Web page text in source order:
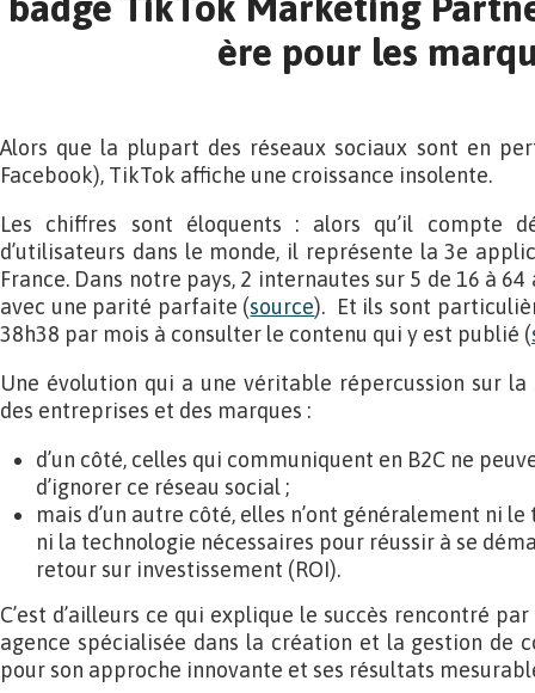
ère pour les
Alors que la plupart des réseaux sociaux sont en
Facebook), TikTok affiche une croissance insolente.
Les chiffres sont éloquents : alors qu’il compte
d’utilisateurs dans le monde, il représente la 3e
France. Dans notre pays, 2 internautes sur 5 de 16 à
avec une parité parfaite (source). Et ils sont
38h38 par mois à consulter le contenu qui y est publié (
Une évolution qui a une véritable répercussion sur
des entreprises et des marques :
d’un côté, celles qui communiquent en B2C ne
d’ignorer ce réseau social ;
mais d’un autre côté, elles n’ont généralement ni
ni la technologie nécessaires pour réussir à se
retour sur investissement (ROI).
C’est d’ailleurs ce qui explique le succès rencontré
agence spécialisée dans la création et la gestion de
pour son approche innovante et ses résultats